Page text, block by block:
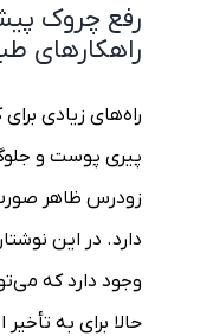
رفع چروک
راهکارهای
راه‌های زیادی
پیری پوست و
زودرس ظاهر
وجود دارد که
حالا برای به تأخیر